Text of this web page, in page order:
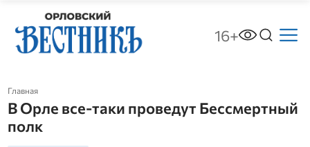
16+
Главная
В Орле все-таки проведут Бессмертный
полк